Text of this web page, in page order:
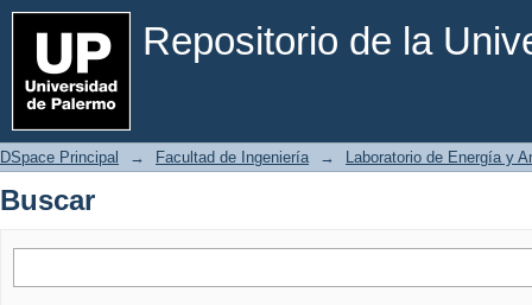
Repositorio de la
Buscar
DSpace Principal → Facultad de Ingeniería → Laboratorio de Energía y
Buscar